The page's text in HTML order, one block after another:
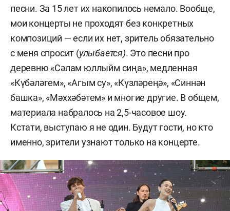
песни. За 15 лет их накопилось немало. Вообще,
мои концерты не проходят без конкретных
композиций — если их нет, зритель обязательно
с меня спросит (улыбается). Это песни про
деревню «Сәлам юллыйм сиңа», медленная
«Күбәләгем», «Агым су», «Күзләреңә», «Синнән
башка», «Мәххәбәтем» и многие другие. В общем,
материала набралось на 2,5-часовое шоу.
Кстати, выступаю я не один. Будут гости, но кто
именно, зрители узнают только на концерте.